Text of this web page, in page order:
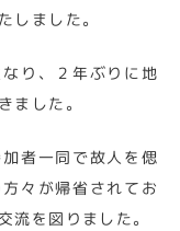
しました。
り、２年ぶりに地
ました。
者一同で故人を偲
々が帰省されてお
流を図りました。